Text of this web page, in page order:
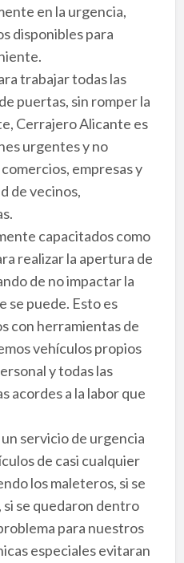
en la urgencia,
disponibles para
trabajar todas las
puertas, sin romper la
Cerrajero Alicante es
urgentes y no
empresas y
de vecinos,
capacitados como
realizar la apertura de
de no impactar la
se puede. Esto es
con herramientas de
vehículos propios
y todas las
acordes a la labor que
servicio de urgencia
de casi cualquier
los maleteros, si se
si se quedaron dentro
para nuestros
especiales evitaran